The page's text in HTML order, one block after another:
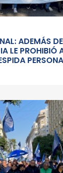
ADEMÁS DE
LE PROHIBIÓ